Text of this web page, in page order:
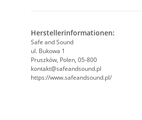
Herstellerinformationen:
Safe and Sound
ul. Bukowa 1
Pruszków, Polen, 05-800
kontakt@safeandsound.pl
https://www.safeandsound.pl/